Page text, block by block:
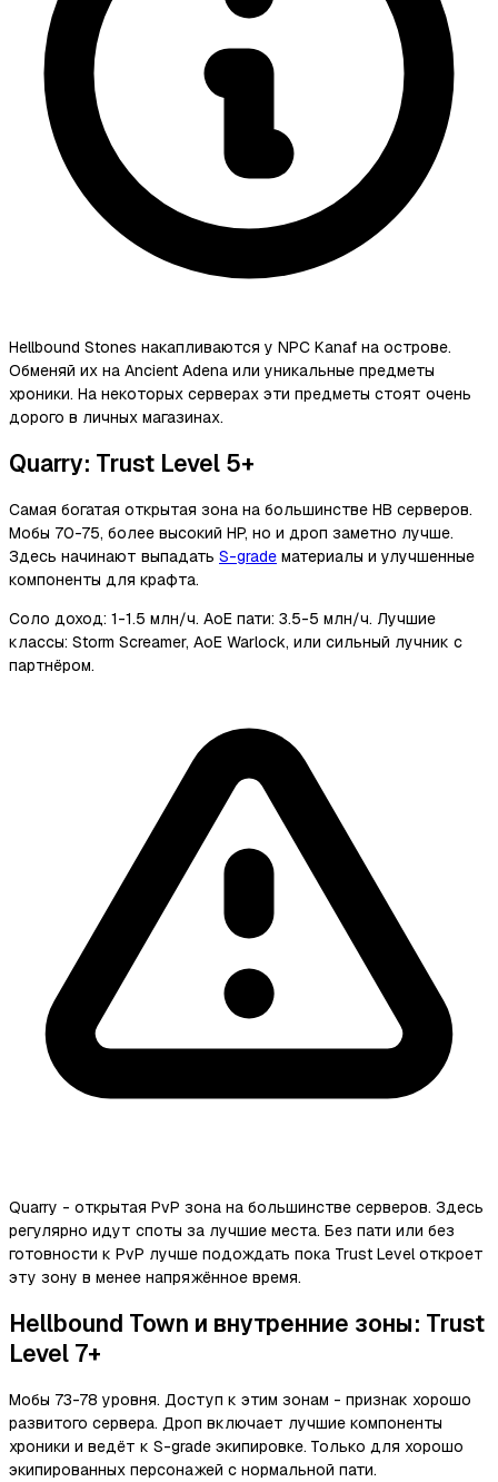
Hellbound Stones накапливаются у NPC Kanaf на острове.
Обменяй их на Ancient Adena или уникальные предметы
хроники. На некоторых серверах эти предметы стоят очень
дорого в личных магазинах.
Quarry: Trust Level 5+
Самая богатая открытая зона на большинстве HB серверов.
Мобы 70-75, более высокий HP, но и дроп заметно лучше.
Здесь начинают выпадать S-grade материалы и улучшенные
компоненты для крафта.
Соло доход: 1-1.5 млн/ч. AoE пати: 3.5-5 млн/ч. Лучшие
классы: Storm Screamer, AoE Warlock, или сильный лучник с
партнёром.
Quarry - открытая PvP зона на большинстве серверов. Здесь
регулярно идут споты за лучшие места. Без пати или без
готовности к PvP лучше подождать пока Trust Level откроет
эту зону в менее напряжённое время.
Hellbound Town и внутренние зоны: Trust
Level 7+
Мобы 73-78 уровня. Доступ к этим зонам - признак хорошо
развитого сервера. Дроп включает лучшие компоненты
хроники и ведёт к S-grade экипировке. Только для хорошо
экипированных персонажей с нормальной пати.